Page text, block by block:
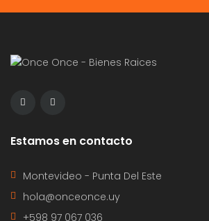
Estamos en contacto
Montevideo - Punta Del Este
hola@onceonce.uy
+598 97 067 036